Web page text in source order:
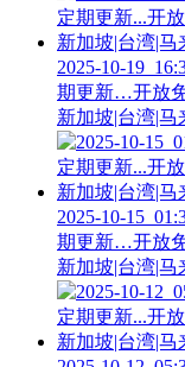
2025-10-
期更新…开放
新加坡|台湾|
2025-10-
期更新…开放
新加坡|台湾|